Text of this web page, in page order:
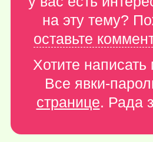
на эту тему?
оставьте
Хотите
Все явки-
странице. Рада